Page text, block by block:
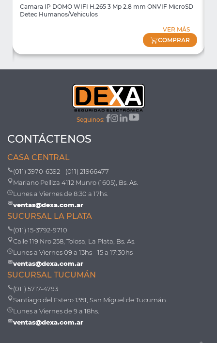
Camara IP DOMO WIFI H.265 3 Mp 2.8 mm ONVIF MicroSD
Detec Humanos/Vehiculos
VER MÁS
COMPRAR
Seguinos:
CONTÁCTENOS
CASA CENTRAL
(011) 3970-6392 - (011) 21966477
Mariano Pelliza 4112 Munro (1605), Bs. As.
Lunes a Viernes de 8:30 a 17hs.
ventas@dexa.com.ar
SUCURSAL LA PLATA
(011) 15-3792-9710
Calle 119 Nro 258, Tolosa, La Plata, Bs. As.
Lunes a Viernes 09 a 13hs - 15 a 17:30hs
ventas@dexa.com.ar
SUCURSAL TUCUMÁN
(011) 5717-4793
Santiago del Estero 1351, San Miguel de Tucumán
Lunes a Viernes de 9 a 18hs.
ventas@dexa.com.ar